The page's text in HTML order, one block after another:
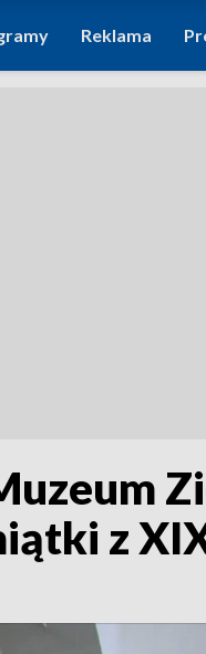
Reklama
z